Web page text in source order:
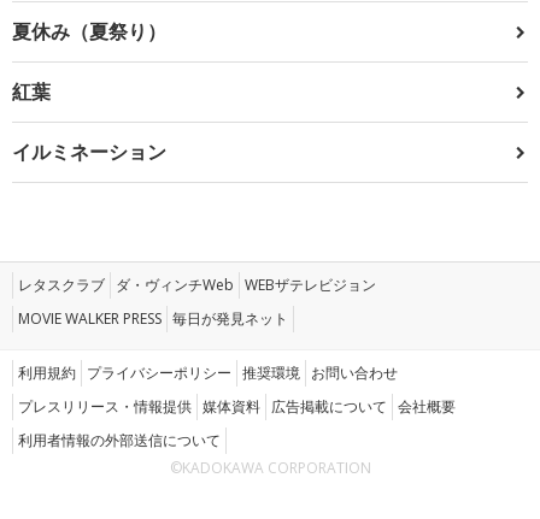
夏休み（夏祭り）
紅葉
イルミネーション
レタスクラブ ダ・ヴィンチWeb WEBザテレビジョン
MOVIE WALKER PRESS 毎日が発見ネット
利用規約 プライバシーポリシー 推奨環境 お問い合わせ
プレスリリース・情報提供 媒体資料 広告掲載について 会社概要
利用者情報の外部送信について
©KADOKAWA CORPORATION